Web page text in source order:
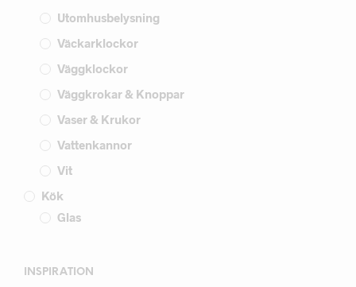
Utomhusbelysning
Väckarklockor
Väggklockor
Väggkrokar & Knoppar
Vaser & Krukor
Vattenkannor
Vit
Kök
Glas
INSPIRATION